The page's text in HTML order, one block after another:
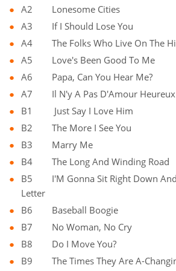
A2 Lonesome Cities
A3 If I Should Lose You
A4 The Folks Who Live On The
A5 Love's Been Good To Me
A6 Papa, Can You Hear Me?
A7 Il N'y A Pas D'Amour Heureux
B1 Just Say I Love Him
B2 The More I See You
B3 Marry Me
B4 The Long And Winding Road
B5 I'M Gonna Sit Right Down
Letter
B6 Baseball Boogie
B7 No Woman, No Cry
B8 Do I Move You?
B9 The Times They Are A-